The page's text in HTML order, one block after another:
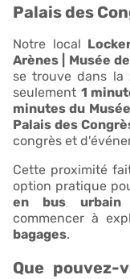
Palais des
Notre local
Arènes | Musée
se trouve dans la
seulement 1
minutes du
Palais des
congrès et
Cette proximité
option pratique
en bus urbain
commencer à
bagages.
Que